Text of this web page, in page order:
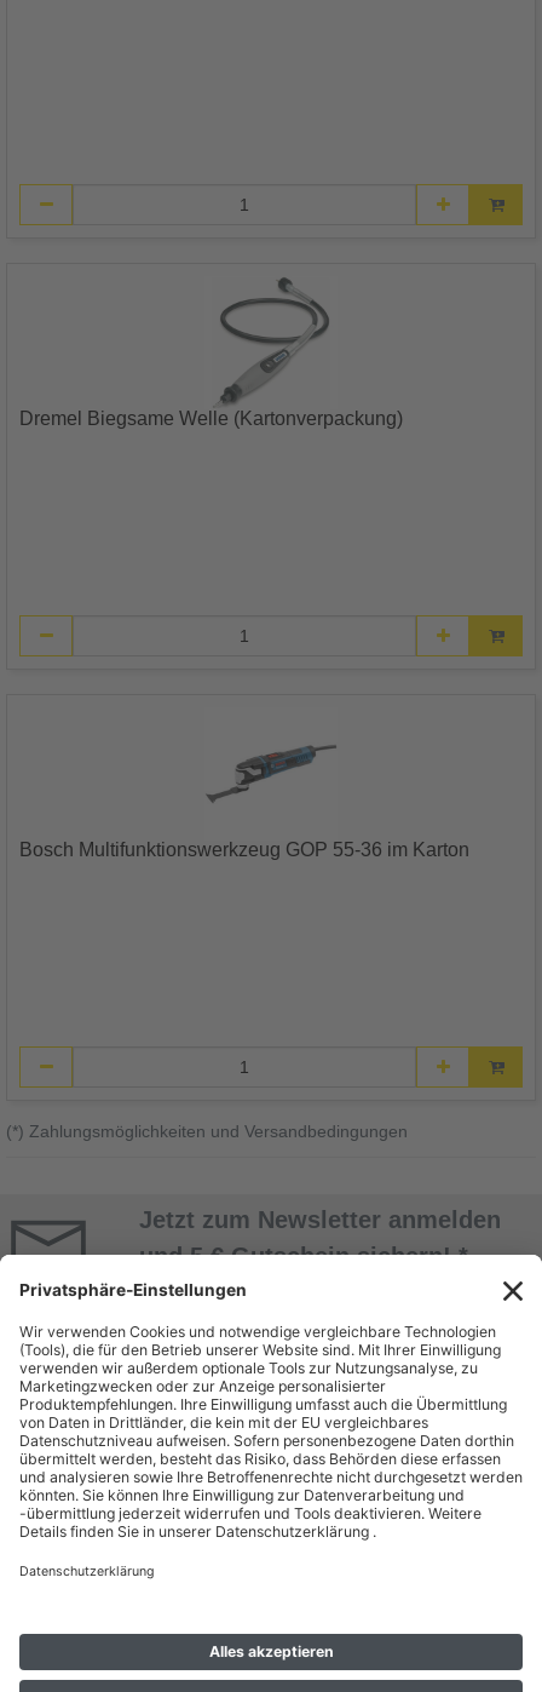
Dremel Biegsame Welle (Kartonverpackung)
Bosch Multifunktionswerkzeug GOP 55-36 im Karton
(*) Zahlungsmöglichkeiten und Versandbedingungen
Jetzt zum Newsletter anmelden
und 5 € Gutschein sichern! *
Jetzt Anmelden
* Alle Daten werden vertraulich behandelt. Abmeldung jederzeit möglich. Nur mit
Kundenkonto! Mindestbestellwert 50 EUR.
ÜBER UNS
Unternehmen
Geschäftsbereiche
Miete
Dienstleistungen & Service
Karriere
EINKAUF BEI
BEUTLHAUSER
Bestellung
Zahlung & Versand
Kontakt
Batterieentsorgung
Hinweise zu Umwelt und Verpackung
Mein Konto